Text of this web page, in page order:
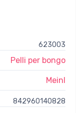
623003
Pelli per bongo
Meinl
842960140828